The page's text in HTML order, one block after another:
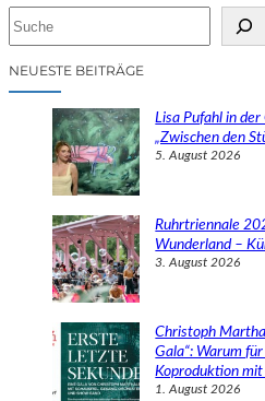
cNEUESTE BEITRÄGE
Lisa Pufahl in
„Zwischen den
5. August 2026
Ruhrtriennale
Wunderland –
3. August 2026
Christoph
Gala“: Warum
Koproduktion
1. August 2026